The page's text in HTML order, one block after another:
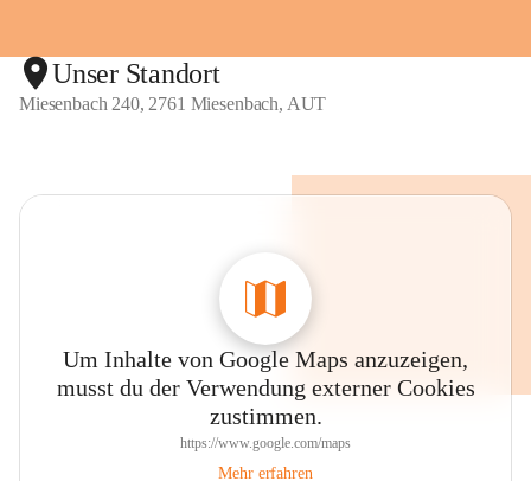
Unser Standort
Miesenbach 240, 2761 Miesenbach, AUT
Um Inhalte von Google Maps anzuzeigen,
musst du der Verwendung externer Cookies
zustimmen.
https://www.google.com/maps
Mehr erfahren